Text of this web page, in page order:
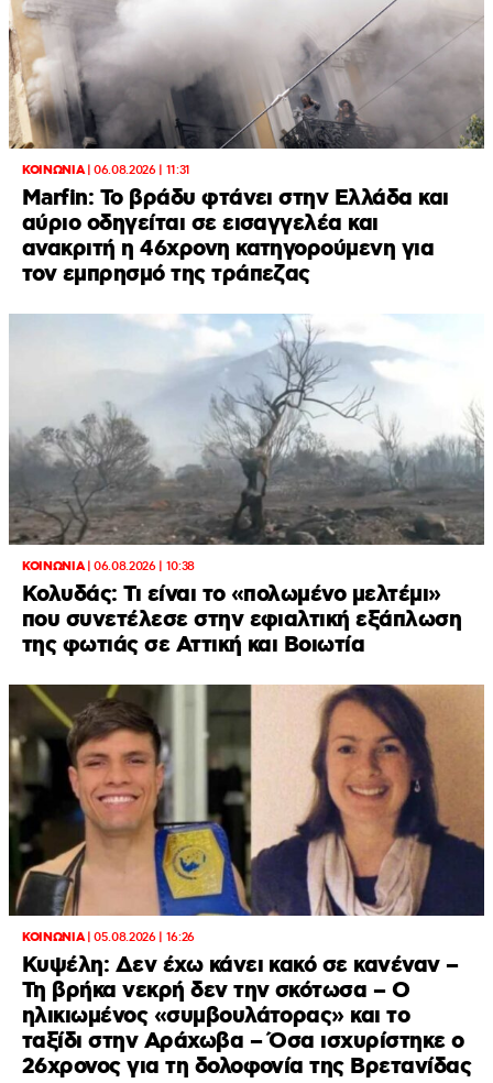
ΚΟΙΝΩΝΙΑ|06.08.2026 | 11:31
Marfin: Το βράδυ φτάνει στην Ελλάδα και
αύριο οδηγείται σε εισαγγελέα και
ανακριτή η 46χρονη κατηγορούμενη για
τον εμπρησμό της τράπεζας
ΚΟΙΝΩΝΙΑ|06.08.2026 | 10:38
Κολυδάς: Τι είναι το «πολωμένο μελτέμι»
που συνετέλεσε στην εφιαλτική εξάπλωση
της φωτιάς σε Αττική και Βοιωτία
ΚΟΙΝΩΝΙΑ|05.08.2026 | 16:26
Κυψέλη: Δεν έχω κάνει κακό σε κανέναν –
Τη βρήκα νεκρή δεν την σκότωσα – Ο
ηλικιωμένος «συμβουλάτορας» και το
ταξίδι στην Αράχωβα – Όσα ισχυρίστηκε ο
26χρονος για τη δολοφονία της Βρετανίδας